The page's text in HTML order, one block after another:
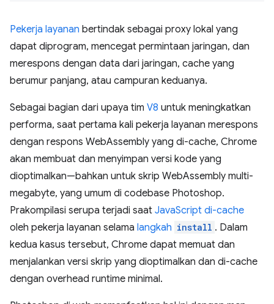
Pekerja layanan bertindak sebagai proxy lokal yang
dapat diprogram, mencegat permintaan jaringan, dan
merespons dengan data dari jaringan, cache yang
berumur panjang, atau campuran keduanya.
Sebagai bagian dari upaya tim V8 untuk meningkatkan
performa, saat pertama kali pekerja layanan merespons
dengan respons WebAssembly yang di-cache, Chrome
akan membuat dan menyimpan versi kode yang
dioptimalkan—bahkan untuk skrip WebAssembly multi-
megabyte, yang umum di codebase Photoshop.
Prakompilasi serupa terjadi saat JavaScript di-cache
oleh pekerja layanan selama langkah install . Dalam
kedua kasus tersebut, Chrome dapat memuat dan
menjalankan versi skrip yang dioptimalkan dan di-cache
dengan overhead runtime minimal.